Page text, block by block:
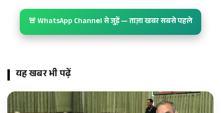
🚨 WhatsApp Channel से जुड़ें — ताज़ा खबर सबसे पहले
यह खबर भी पढ़ें